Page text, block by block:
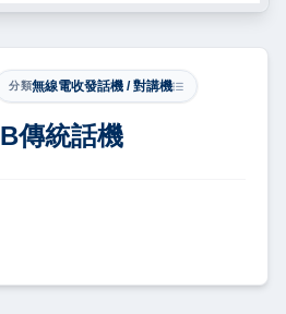
分類無線電收發話機 / 對講機
傳統話機